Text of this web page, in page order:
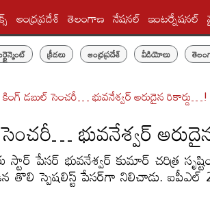
ఆంధ్రప్రదేశ్ తెలంగాణ నేషనల్ ఇంటర్నేషనల్
క్రీడలు ఆంధ్రప్రదేశ్ వీడియోలు
కింగ్ డబుల్ సెంచరీ… భువనేశ్వర్ అరుదైన రికార్డు…!
భువనేశ్వర్
పేసర్ భువనేశ్వర్ కుమార్ చరిత్ర
తొలి స్పెషలిస్ట్ పేసర్‌గా నిలిచాడు.